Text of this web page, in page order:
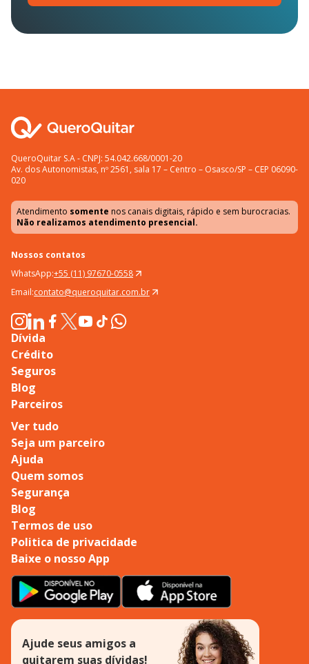
QueroQuitar S.A - CNPJ: 54.042.668/0001-20
Av. dos Autonomistas, nº 2561, sala 17 – Centro – Osasco/SP – CEP 06090-
020
Atendimento somente nos canais digitais, rápido e sem burocracias.
Não realizamos atendimento presencial.
Nossos contatos
WhatsApp:+55 (11) 97670-0558
Email:contato@queroquitar.com.br
Dívida
Crédito
Seguros
Blog
Parceiros
Ver tudo
Seja um parceiro
Ajuda
Quem somos
Segurança
Blog
Termos de uso
Politica de privacidade
Baixe o nosso App
Ajude seus amigos a
quitarem suas dívidas!